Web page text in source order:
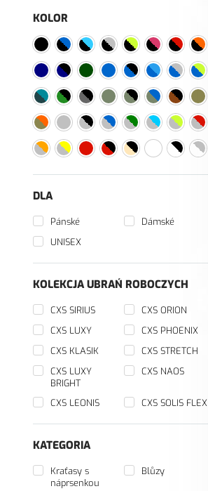
KOLOR
DLA
Pánské
Dámské
UNISEX
KOLEKCJA UBRAŃ ROBOCZYCH
CXS SIRIUS
CXS ORION
CXS LUXY
CXS PHOENIX
CXS KLASIK
CXS STRETCH
CXS LUXY
BRIGHT
CXS NAOS
CXS LEONIS CXS SOLIS FLEX
KATEGORIA
Kraťasy s
náprsenkou
Blůzy